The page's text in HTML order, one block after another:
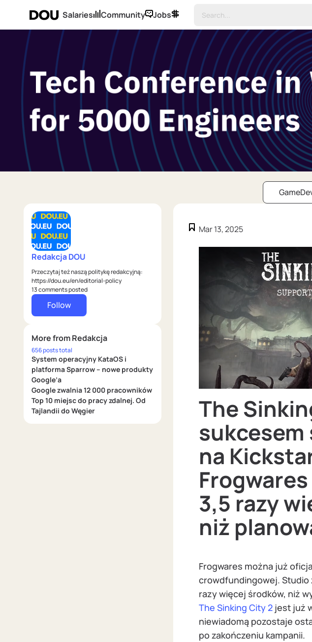
Salaries Community Jobs
Redakcja DOU
Przeczytaj też naszą politykę redakcyjną:
https://dou.eu/en/editorial-policy
13 comments posted
Follow
More from Redakcja
656 posts total
System operacyjny KataOS i
platforma Sparrow – nowe produkty
Google’a
Google zwalnia 12 000 pracowników
Top 10 miejsc do pracy zdalnej. Od
Tajlandii do Węgier
Mar 13, 2025
The
na
3,5 razy
niż
Frogwares można już
crowdfundingowej. Studio
razy więcej środków, niż
The Sinking City 2 jest już
niewiadomą pozostaje
po zakończeniu kampanii.